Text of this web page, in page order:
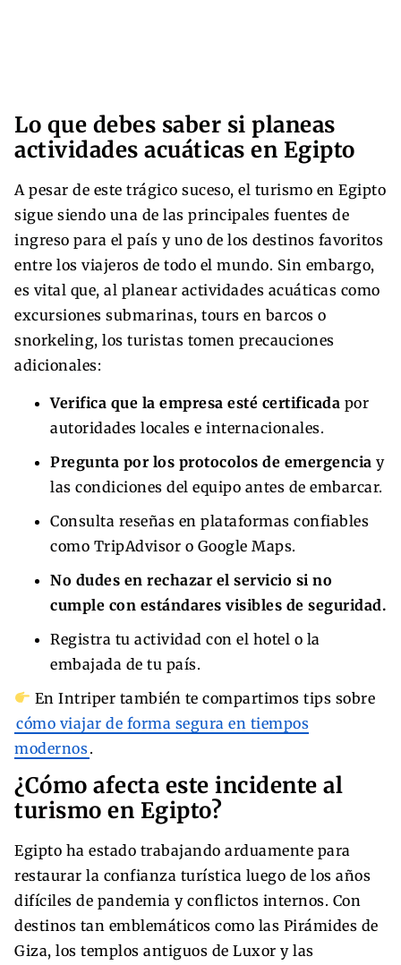
Lo que debes saber si planeas
actividades acuáticas en Egipto
A pesar de este trágico suceso, el turismo en Egipto
sigue siendo una de las principales fuentes de
ingreso para el país y uno de los destinos favoritos
entre los viajeros de todo el mundo. Sin embargo,
es vital que, al planear actividades acuáticas como
excursiones submarinas, tours en barcos o
snorkeling, los turistas tomen precauciones
adicionales:
Verifica que la empresa esté certificada por
autoridades locales e internacionales.
Pregunta por los protocolos de emergencia y
las condiciones del equipo antes de embarcar.
Consulta reseñas en plataformas confiables
como TripAdvisor o Google Maps.
No dudes en rechazar el servicio si no
cumple con estándares visibles de seguridad.
Registra tu actividad con el hotel o la
embajada de tu país.
En Intriper también te compartimos tips sobre
cómo viajar de forma segura en tiempos
modernos.
¿Cómo afecta este incidente al
turismo en Egipto?
Egipto ha estado trabajando arduamente para
restaurar la confianza turística luego de los años
difíciles de pandemia y conflictos internos. Con
destinos tan emblemáticos como las Pirámides de
Giza, los templos antiguos de Luxor y las